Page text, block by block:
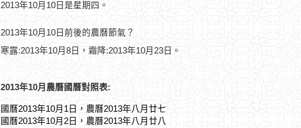
2013年10月10日是星期四。
2013年10月10日前後的農曆節氣？
寒露:2013年10月8日，霜降:2013年10月23日。
2013年10月農曆國曆對照表:
國曆2013年10月1日，農曆2013年八月廿七
國曆2013年10月2日，農曆2013年八月廿八